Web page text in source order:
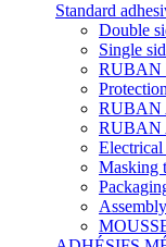
Standard
Double
Single
RUBAN
RUBAN
RUBAN
Electrical
Masking